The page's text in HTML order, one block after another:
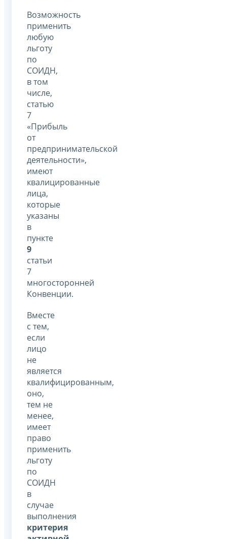
Возможность
применить
любую
льготу
по
СОИДН,
в том
числе,
статью
7
«Прибыль
от
предпринимательской
деятельности»,
имеют
квалицированные
лица,
которые
указаны
в
пункте
9
статьи
7
многосторонней
Конвенции.
Вместе
с тем,
если
лицо
не
является
квалифицированным,
оно,
тем не
менее,
имеет
право
применить
льготу
по
СОИДН
в
случае
выполнения
критерия